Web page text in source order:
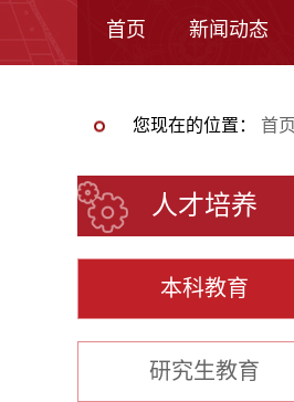
首页 新闻动态
您现在的位置： 首页
人才培养
本科教育
研究生教育